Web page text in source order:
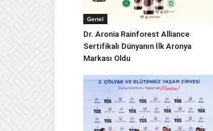
Genel
Dr. Aronia Rainforest Alliance
Sertifikalı Dünyanın İlk Aronya
Markası Oldu